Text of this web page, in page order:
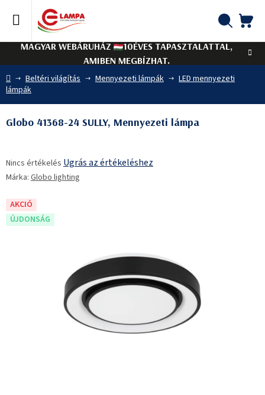
tartalomhoz
MAGYAR WEBÁRUHÁZ
10ÉVES TAPASZTALATTAL,
AMIBEN MEGBÍZHAT.
Kezdőlap
Beltéri világítás Mennyezeti lámpák
LED mennyezeti
lámpák
Globo 41368-24 SULLY, Mennyezeti lámpa
termék
átlagos
5-
ből
Nincs értékelés Ugrás az értékeléshez
Márka: Globo lighting
AKCIÓ
ÚJDONSÁG